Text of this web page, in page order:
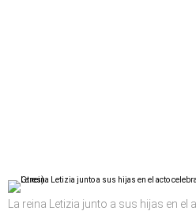
La reina Letizia junto a sus hijas en